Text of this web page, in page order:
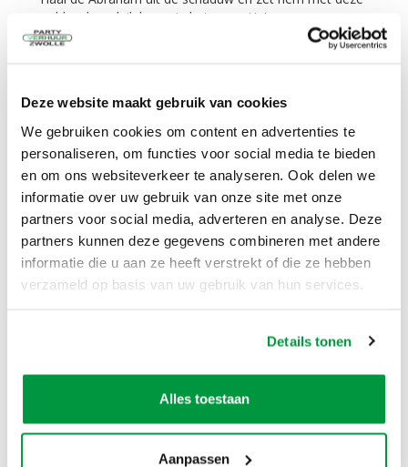
Deze website maakt gebruik van cookies
We gebruiken cookies om content en advertenties te
personaliseren, om functies voor social media te bieden
en om ons websiteverkeer te analyseren. Ook delen we
informatie over uw gebruik van onze site met onze
partners voor social media, adverteren en analyse. Deze
partners kunnen deze gegevens combineren met andere
informatie die u aan ze heeft verstrekt of die ze hebben
verzameld op basis van uw gebruik van hun services.
Details tonen
Alles toestaan
Aanpassen
opblaasbare luilak pop in het zonnetje!
meer informatie
meter
3 dagen€39,50
Excl. BTW
In Winkelwagen
Haal de 60 jarige uit de schaduw en zet hem met deze
Feestpop bankzitter man 65 jaar 2,5
Excl. BTW